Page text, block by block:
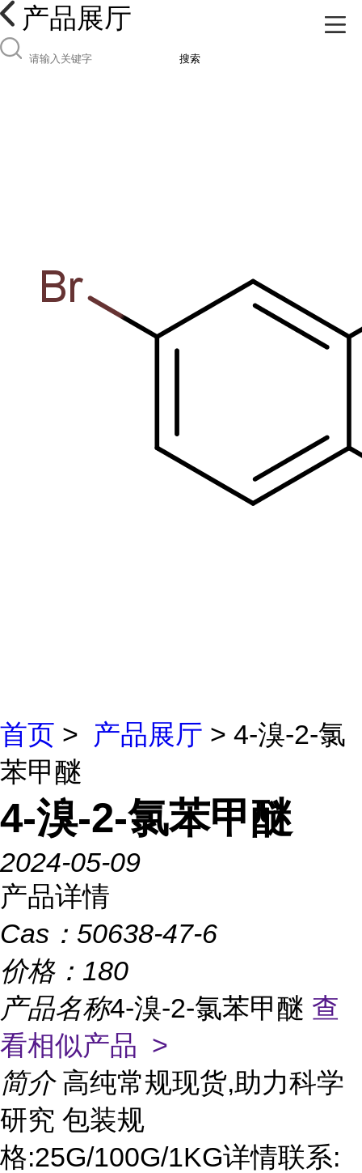
产品展厅
搜索
首页 > 产品展厅 > 4-溴-2-氯
苯甲醚
4-溴-2-氯苯甲醚
2024-05-09
产品详情
Cas： 50638-47-6
价格： 180
产品名称4-溴-2-氯苯甲醚 查
看相似产品 >
简介 高纯常规现货,助力科学
研究 包装规
格:25G/100G/1KG详情联系: